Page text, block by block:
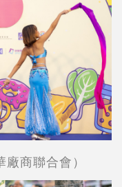
商聯合會）